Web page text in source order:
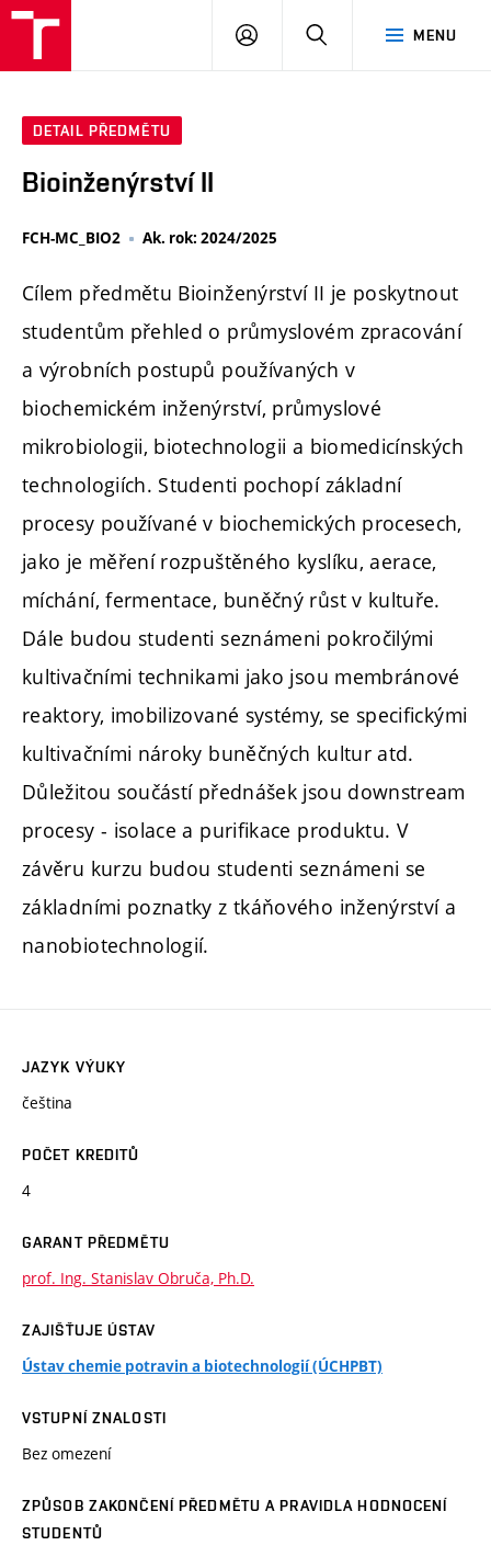
MENU
PŘIHLÁSIT
DETAIL PŘEDMĚTU
Bioinženýrství II
FCH-MC_BIO2 Ak. rok: 2024/2025
Cílem předmětu Bioinženýrství II je poskytnout
studentům přehled o průmyslovém zpracování
a výrobních postupů používaných v
biochemickém inženýrství, průmyslové
mikrobiologii, biotechnologii a biomedicínských
technologiích. Studenti pochopí základní
procesy používané v biochemických procesech,
jako je měření rozpuštěného kyslíku, aerace,
míchání, fermentace, buněčný růst v kultuře.
Dále budou studenti seznámeni pokročilými
kultivačními technikami jako jsou membránové
reaktory, imobilizované systémy, se specifickými
kultivačními nároky buněčných kultur atd.
Důležitou součástí přednášek jsou downstream
procesy - isolace a purifikace produktu. V
závěru kurzu budou studenti seznámeni se
základními poznatky z tkáňového inženýrství a
nanobiotechnologií.
JAZYK VÝUKY
čeština
POČET KREDITŮ
4
GARANT PŘEDMĚTU
prof. Ing. Stanislav Obruča, Ph.D.
ZAJIŠŤUJE ÚSTAV
Ústav chemie potravin a biotechnologií (ÚCHPBT)
VSTUPNÍ ZNALOSTI
Bez omezení
ZPŮSOB ZAKONČENÍ PŘEDMĚTU A PRAVIDLA HODNOCENÍ
STUDENTŮ